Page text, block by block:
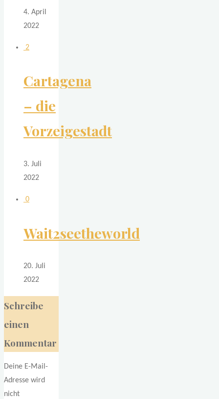
4. April
2022
2
Cartagena
– die
Vorzeigestadt
3. Juli
2022
0
Wait2seetheworld
20. Juli
2022
Schreibe
einen
Kommentar
Deine E-Mail-
Adresse wird
nicht